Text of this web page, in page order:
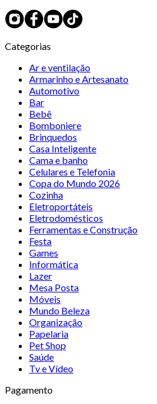
Categorias
Ar e ventilação
Armarinho e Artesanato
Automotivo
Bar
Bebê
Bomboniere
Brinquedos
Casa Inteligente
Cama e banho
Celulares e Telefonia
Copa do Mundo 2026
Cozinha
Eletroportáteis
Eletrodomésticos
Ferramentas e Construção
Festa
Games
Informática
Lazer
Mesa Posta
Móveis
Mundo Beleza
Organização
Papelaria
Pet Shop
Saúde
Tv e Vídeo
Pagamento